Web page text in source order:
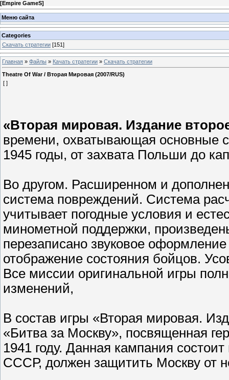
[Empire GameS]
Меню сайта
Categories
Скачать стратегии [151]
Главная » Файлы » Качать стратегии » Скачать стратегии
Theatre Of War / Вторая Мировая (2007/RUS)
[ ]
«Вторая мировая. Издание
времени, охватывающая основные
1945 годы, от захвата Польши до
Во другом. Расширенном и
система повреждений. Система
учитывает погодные условия и
минометной поддержки,
перезаписано звуковое
отображение состояния бойцов.
Все миссии оригинальной игры
изменений,
В cостав игры «Вторая мировая.
«Битва за Москву», посвященная
1941 году. Данная кампания
СССР, должен защитить Москву от